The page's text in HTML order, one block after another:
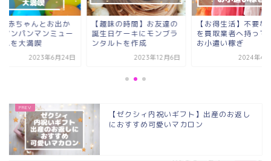
赤ちゃんとお出か
アンパンマンミュー
ムを大満喫
2023年6月24日
【趣味の時間】お友達の
誕生日ケーキにモンブラ
ンタルトを作成
2023年12月6日
【お得生活】不要な
を買取業者へ持って
お小遣い稼ぎ
2024年4
【ゼクシィ内祝いギフト】出産のお返し
におすすめ可愛いマカロン